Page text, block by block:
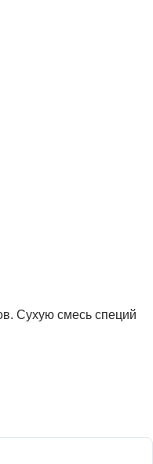
Сухую смесь специй